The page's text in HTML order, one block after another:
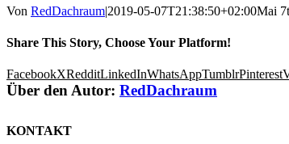
Von RedDachraum|2019-05-07T21:38:50+02:00Mai
Share This Story, Choose Your Platform!
FacebookXRedditLinkedInWhatsAppTumblrPinterest
Über den Autor: RedDachraum
KONTAKT